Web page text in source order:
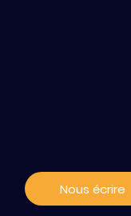
Nous écrire